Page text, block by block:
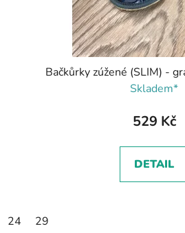
Bačkůrky zúžené (SLIM) -
Skladem*
529 Kč
DETAIL
24 29